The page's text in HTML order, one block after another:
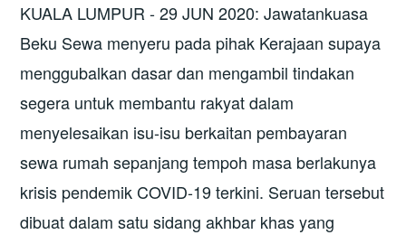
CULAS,
HENTIKAN
PAKSA
KUALA LUMPUR - 29 JUN 2020: Jawatankuasa
Beku Sewa menyeru pada pihak Kerajaan supaya
menggubalkan dasar dan mengambil tindakan
segera untuk membantu rakyat dalam
menyelesaikan isu-isu berkaitan pembayaran
sewa rumah sepanjang tempoh masa berlakunya
krisis pendemik COVID-19 terkini. Seruan tersebut
dibuat dalam satu sidang akhbar khas yang